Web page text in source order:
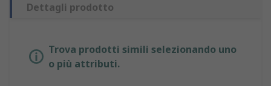
Dettagli prodotto
Trova prodotti simili selezionando uno
o più attributi.